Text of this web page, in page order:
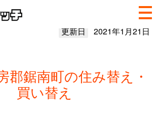
更新日 2021年1月21日
郡鋸南町の住み替え・
買い替え